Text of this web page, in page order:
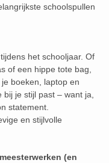
schoolspullen
het schooljaar. Of
of een hippe tote bag,
boeken, laptop en
bij je stijl past – want ja,
statement.
en stijlvolle
(en